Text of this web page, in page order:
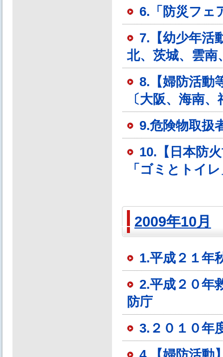
6.「防災フェ
7.【幼少年活
北、茨城、雲南
8.【婦防活動
〔大阪、海南
9.危険物取扱
10.【日本防
「ゴミとトイ
2009年10月
1.平成２１年
2.平成２０年
防庁
3.２０１０年